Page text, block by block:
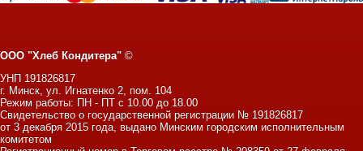
ООО "Хлеб Кондитера" ©
УНП 191826817
г. Минск, ул. Игнатенко 2, пом. 104
Режим работы: ПН - ПТ с 10.00 до 18.00
Свидетельство о государственной регистрации № 191826817
от 3 декабря 2015 года, выдано Минским городским исполнительным
комитетом